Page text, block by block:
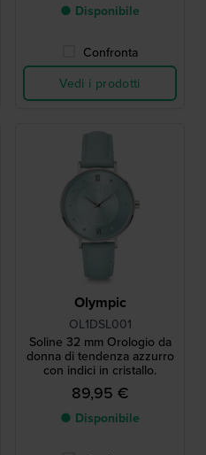
● Disponibile
Confronta
Vedi i prodotti
Olympic
OL1DSL001
Soline 32 mm Orologio da
donna di tendenza azzurro
con indici in cristallo.
89,95 €
● Disponibile